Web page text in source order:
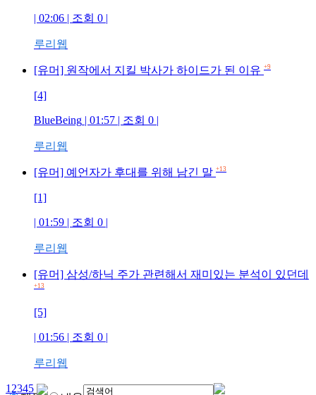
| 02:06 | 조회 0 |
루리웹
[유머] 원작에서 지킬 박사가 하이드가 된 이유 +9
[4]
BlueBeing | 01:57 | 조회 0 |
루리웹
[유머] 예언자가 후대를 위해 남긴 말 +13
[1]
| 01:59 | 조회 0 |
루리웹
[유머] 삼성/하닉 주가 관련해서 재미있는 분석이 있던데
+13
[5]
| 01:56 | 조회 0 |
루리웹
1 2345